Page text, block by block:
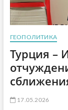
ГЕОПОЛИТИКА
Турция –
17.05.2026